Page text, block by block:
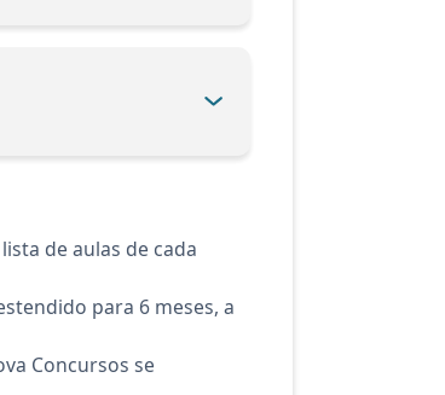
de aulas de cada
para 6 meses, a
Concursos se